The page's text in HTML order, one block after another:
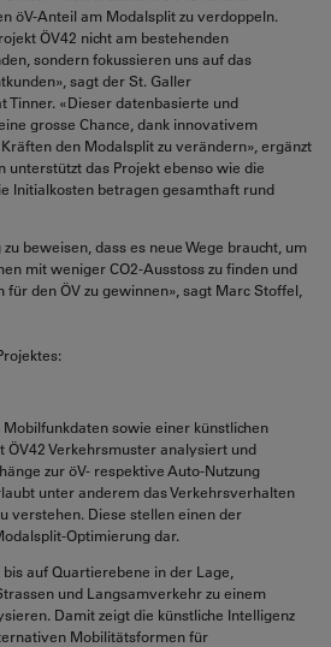
öV-Anteil am Modalsplit zu verdoppeln.
ÖV42 nicht am bestehenden
sondern fokussieren uns auf das
sagt der St. Galler
Tinner. «Dieser datenbasierte und
grosse Chance, dank innovativem
den Modalsplit zu verändern», ergänzt
unterstützt das Projekt ebenso wie die
Initialkosten betragen gesamthaft rund
beweisen, dass es neue Wege braucht, um
mit weniger CO2-Ausstoss zu finden und
für den ÖV zu gewinnen», sagt Marc Stoffel,
sowie einer künstlichen
ÖV42 Verkehrsmuster analysiert und
zur öV- respektive Auto-Nutzung
unter anderem das Verkehrsverhalten
verstehen. Diese stellen einen der
Optimierung dar.
auf Quartierebene in der Lage,
und Langsamverkehr zu einem
Damit zeigt die künstliche Intelligenz
Mobilitätsformen für